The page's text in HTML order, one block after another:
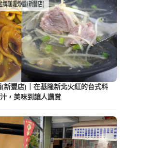
新豐店)｜在基隆新北火紅的台式料
，美味到讓人讚賞